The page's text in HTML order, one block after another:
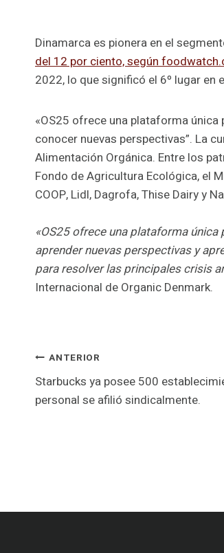
Dinamarca es pionera en el
del 12 por ciento, según
2022, lo que significó el 6º lugar en
«OS25 ofrece una plataforma
conocer nuevas perspectivas”. La
Alimentación Orgánica. Entre los
Fondo de Agricultura Ecológica, el
COOP, Lidl, Dagrofa, Thise Dairy y
«OS25 ofrece una plataforma
aprender nuevas perspectivas y
para resolver las principales crisis
Internacional de Organic Denmark.
Navegación
de
ANTERIOR
Starbucks ya posee 500
personal se afilió sindicalmente.